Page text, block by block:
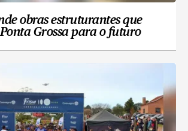
obras estruturantes que
Grossa para o futuro